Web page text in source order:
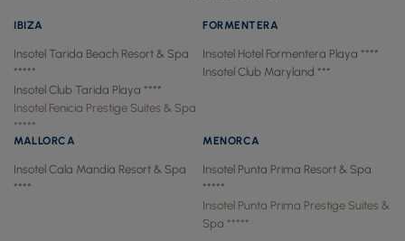
IBIZA
Insotel Tarida Beach Resort & Spa
*****
Insotel Club Tarida Playa ****
Insotel Fenicia Prestige Suites & Spa
*****
FORMENTERA
Insotel Hotel Formentera Playa ****
Insotel Club Maryland ***
MALLORCA
Insotel Cala Mandía Resort & Spa
****
MENORCA
Insotel Punta Prima Resort & Spa
*****
Insotel Punta Prima Prestige Suites &
Spa *****